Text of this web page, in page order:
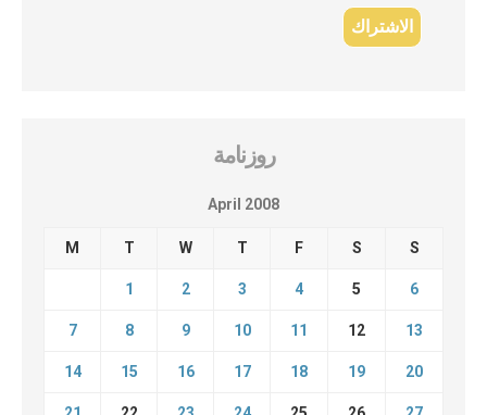
روزنامة
April 2008
M T W T F S S
1 2 3 4 5 6
7 8 9 10 11 12 13
14 15 16 17 18 19 20